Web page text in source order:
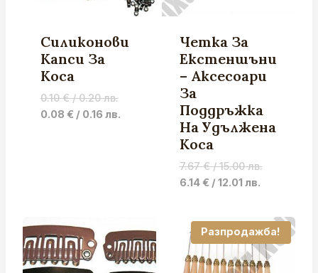
Силиконови
Капси За
Коса
0.10€/ 0.20 лв.Original
price
0.08 € / 0.16 лв.Current
Четка За
Екстеншъни
– Аксесоари
За
Поддръжка
На Удължена
Коса
7.67€/ 15.00 лв.Original
7.67 €
/
15.00 лв..
6.14 € / 12.01 лв.Current
6.14 €
/
12.01 лв..
Разпродажба!